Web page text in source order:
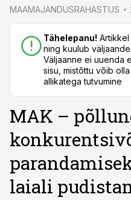
MAAMAJANDUSRAHASTUS
Tähelepanu! Artikkel
ning kuulub
Väljaanne ei uuenda
sisu, mistõttu võib
allikatega tutvumine
MAK –
laiali